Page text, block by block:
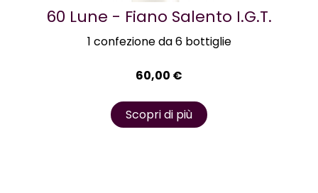
60 Lune - Fiano Salento I.G.T.
1 confezione da 6 bottiglie
60,00 €
Scopri di più